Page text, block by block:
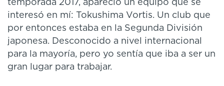
temporada 2017, apareció un equipo que se
interesó en mí: Tokushima Vortis. Un club que
por entonces estaba en la Segunda División
japonesa. Desconocido a nivel internacional
para la mayoría, pero yo sentía que iba a ser un
gran lugar para trabajar.